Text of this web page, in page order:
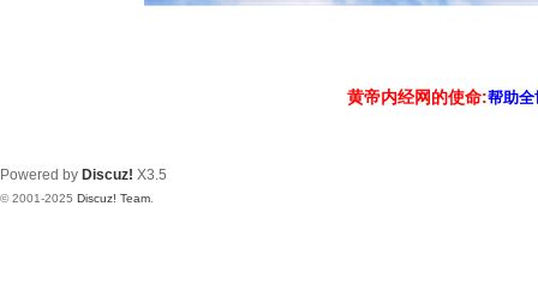
黄帝内经网的使命:帮助
Powered by Discuz! X3.5
© 2001-2025 Discuz! Team